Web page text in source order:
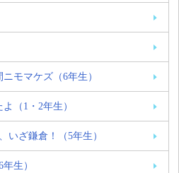
モマケズ（6年生）
（1・2年生）
いざ鎌倉！（5年生）
生）